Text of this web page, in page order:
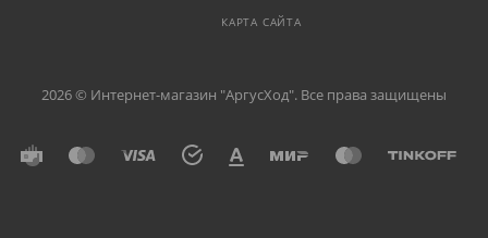
КАРТА САЙТА
2026 © Интернет-магазин "АргусХод". Все права защищены